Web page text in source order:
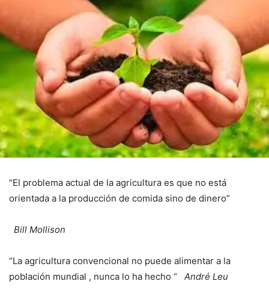
“El problema actual de la agricultura es que no está
orientada a la producción de comida sino de dinero”
Bill Mollison
“La agricultura convencional no puede alimentar a la
población mundial , nunca lo ha hecho “
André Leu